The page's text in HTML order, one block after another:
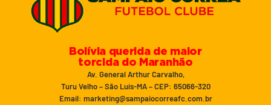
Bolívia querida de maior
torcida do Maranhão
Av. General Arthur Carvalho,
Turu Velho – São Luís-MA – CEP: 65066-320
Email: marketing@sampaiocorreafc.com.br